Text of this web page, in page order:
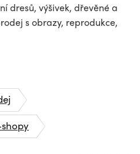
dresů, výšivek, dřevěné a
s obrazy, reprodukce,